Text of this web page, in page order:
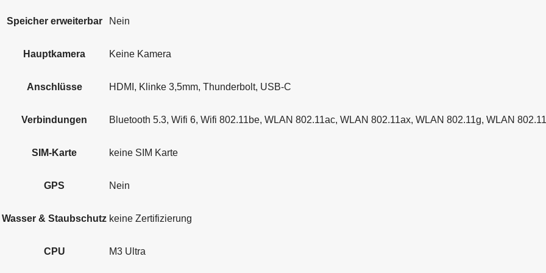
Speicher erweiterbar Nein
Hauptkamera Keine Kamera
Anschlüsse HDMI, Klinke 3,5mm, Thunderbolt, USB-C
Verbindungen Bluetooth 5.3, Wifi 6, Wifi 802.11be, WLAN 802.11ac, WLAN 802.11ax, WLAN 802.11g, WLAN
SIM-Karte keine SIM Karte
GPS Nein
Wasser & Staubschutz keine Zertifizierung
CPU M3 Ultra